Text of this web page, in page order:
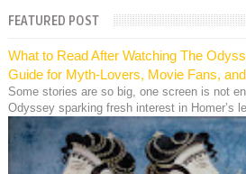
FEATURED POST
What to Read After Watching The
Guide for Myth-Lovers, Movie Fans,
Some stories are so big, one screen is not
Odyssey sparking fresh interest in Homer’s